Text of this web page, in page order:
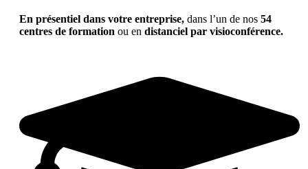
En présentiel dans votre entreprise, dans l’un de nos 54
centres de formation ou en distanciel par visioconférence.